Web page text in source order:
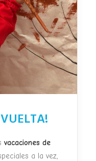
vacaciones de
a la vez,